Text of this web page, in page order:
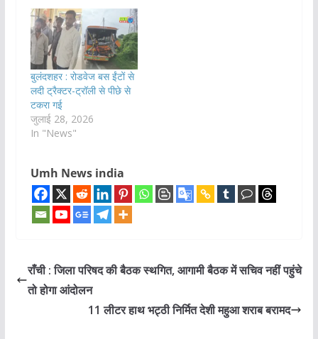
बुलंदशहर : रोडवेज बस ईंटों से
लदी ट्रैक्टर-ट्रॉली से पीछे से
टकरा गई
जुलाई 28, 2026
In "News"
Umh News india
राँची : जिला परिषद की बैठक स्थगित, आगामी बैठक में सचिव नहीं पहुंचे
तो होगा आंदोलन
11 लीटर हाथ भट्ठी निर्मित देशी महुआ शराब बरामद